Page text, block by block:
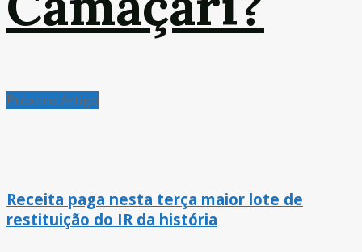
Próximo Artigo
Receita paga nesta terça maior lote de
restituição do IR da história